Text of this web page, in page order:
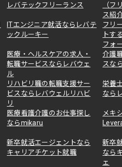
レバテックフリーランス
（フ
ス紹
ITエンジニア就活ならレバテ
ックルーキー
フリ
トす
フォ
医療・ヘルスケアの求人・
転職サービスならレバウェ
ル
介護
スな
リハビリ職の転職支援サー
ビスならレバウェルリハビ
リ
栄養
なら
医療看護介護のお仕事探し
ならmikaru
メキ
新卒就活エージェントなら
キャリアチケット就職
新卒
なら
ェ